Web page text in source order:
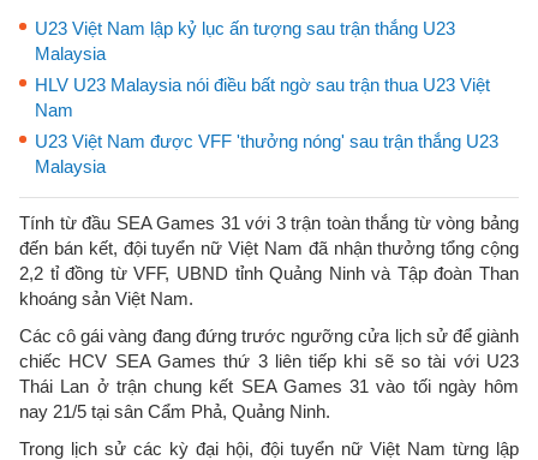
U23 Việt Nam lập kỷ lục ấn tượng sau trận thắng U23
Malaysia
HLV U23 Malaysia nói điều bất ngờ sau trận thua U23 Việt
Nam
U23 Việt Nam được VFF 'thưởng nóng' sau trận thắng U23
Malaysia
Tính từ đầu SEA Games 31 với 3 trận toàn thắng từ vòng bảng
đến bán kết, đội tuyển nữ Việt Nam đã nhận thưởng tổng cộng
2,2 tỉ đồng từ VFF, UBND tỉnh Quảng Ninh và Tập đoàn Than
khoáng sản Việt Nam.
Các cô gái vàng đang đứng trước ngưỡng cửa lịch sử để giành
chiếc HCV SEA Games thứ 3 liên tiếp khi sẽ so tài với U23
Thái Lan ở trận chung kết SEA Games 31 vào tối ngày hôm
nay 21/5 tại sân Cẩm Phả, Quảng Ninh.
Trong lịch sử các kỳ đại hội, đội tuyển nữ Việt Nam từng lập